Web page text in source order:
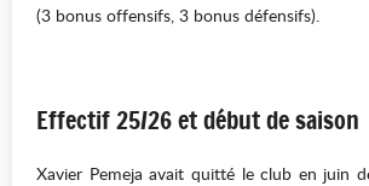
(3 bonus offensifs, 3 bonus défensifs).
Effectif 25/26 et début de saison
Xavier Pemeja avait quitté le club en juin